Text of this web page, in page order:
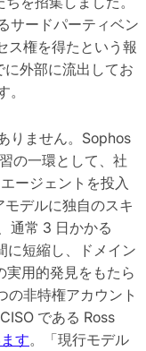
サードパーティベン
ス権を得たという報
外部に流出してお
りません。Sophos
の一環として、社
ージェントを投入
デルに独自のスキ
通常 3 日かかる
短縮し、ドメイン
用的発見をもたら
の非特権アカウント
である Ross
す。「現行モデル